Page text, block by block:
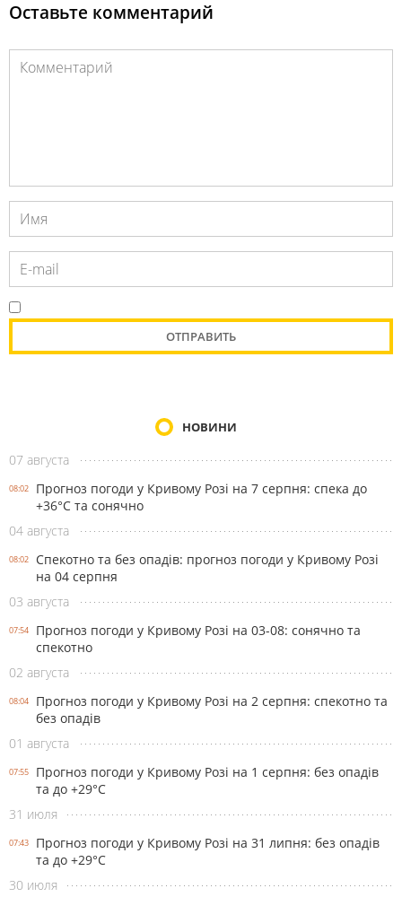
Оставьте комментарий
НОВИНИ
07 августа
08:02
Прогноз погоди у Кривому Розі на 7 серпня: спека до
+36°С та сонячно
04 августа
08:02
Спекотно та без опадів: прогноз погоди у Кривому Розі
на 04 серпня
03 августа
07:54
Прогноз погоди у Кривому Розі на 03-08: сонячно та
спекотно
02 августа
08:04
Прогноз погоди у Кривому Розі на 2 серпня: спекотно та
без опадів
01 августа
07:55
Прогноз погоди у Кривому Розі на 1 серпня: без опадів
та до +29°С
31 июля
07:43
Прогноз погоди у Кривому Розі на 31 липня: без опадів
та до +29°С
30 июля